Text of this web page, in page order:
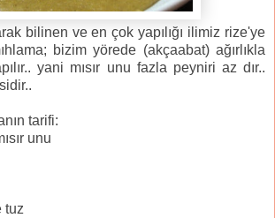
bilinen ve en çok yapılığı ilimiz rize'ye
bizim yörede (akçaabat) ağırlıkla
yani mısır unu fazla peyniri az dır..
tarifi:
unu
tuz